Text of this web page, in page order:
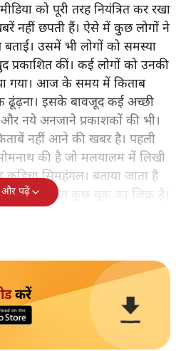
को पूरी तरह नियंत्रित कर रखा
नहीं छपती हैं। ऐसे में कुछ लोगों ने
उसमें भी लोगों को समस्या
कीं। कई लोगों को उनकी
गया। आज के समय में किताब
ढूंढ़ना। इसके बावजूद कई अच्छी
नये अनजाने प्रकाशकों की भी।
नहीं आने की खबर है। पहली
की है जो मलयालम में लिखी
सिमहंगल। बताया जाता है
से संबंधित कुछ चूक का जिक्र है।
और पढ़ें
करें